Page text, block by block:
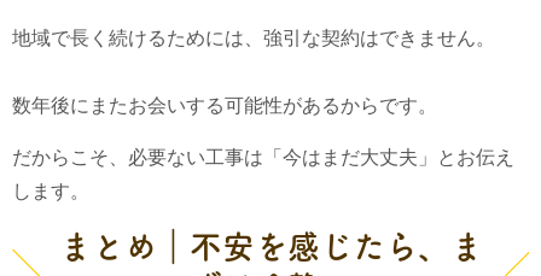
地域で長く続けるためには、強引な契約はできません。
数年後にまたお会いする可能性があるからです。
だからこそ、必要ない工事は「今はまだ大丈夫」とお伝え
します。
まとめ｜不安を感じたら、ま